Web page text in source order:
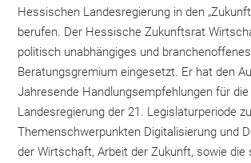
Hessischen Landesregierung in den
berufen. Der Hessische Zukunftsrat
politisch unabhängiges und branchenoffenes
Beratungsgremium eingesetzt. Er hat den
Jahresende Handlungsempfehlungen für
Landesregierung der 21. Legislaturperiode
Themenschwerpunkten Digitalisierung und
der Wirtschaft, Arbeit der Zukunft, sowie die